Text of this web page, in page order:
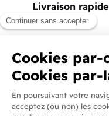
Livraison rapide
en 24/72h